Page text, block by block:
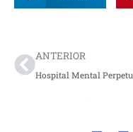
ANTERIOR